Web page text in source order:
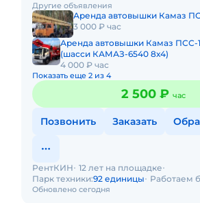
12, 15, 18, 22, 30, 23, 35, 4
Другие объявления
Аренда автовышки Камаз
3 000 ₽ час
Аренда автовышки Камаз ПСС-
(шасси КАМАЗ-6540 8х4)
4 000 ₽ час
Показать еще 2 из 4
2 500 ₽ час
Позвонить Заказать
Обновлено сегодня
РентКИН 12 лет на площадке
Парк техники:92 единицы Работаем